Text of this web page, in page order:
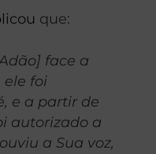
que:
face a
ele foi
e a partir de
autorizado a
a Sua voz,